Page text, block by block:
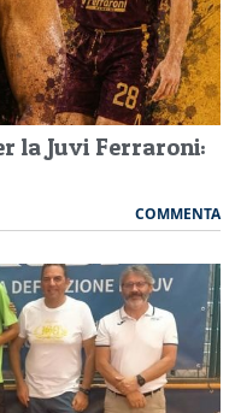
la Juvi Ferraroni:
COMMENTA